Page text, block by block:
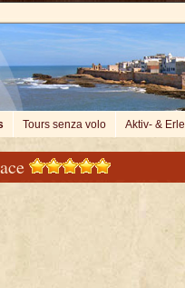
Tours senza volo Aktiv- &